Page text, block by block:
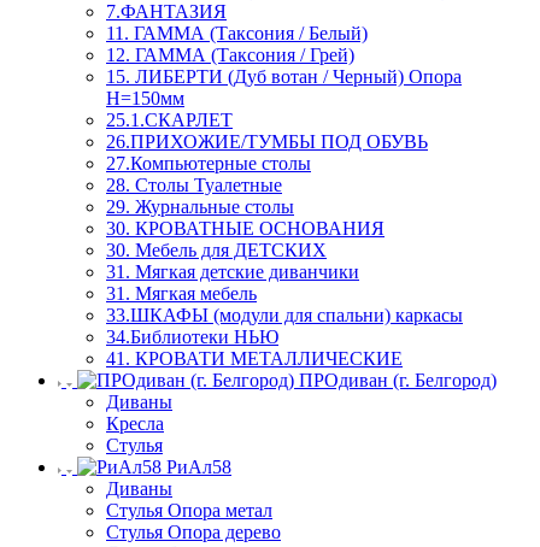
7.ФАНТАЗИЯ
11. ГАММА (Таксония / Белый)
12. ГАММА (Таксония / Грей)
15. ЛИБЕРТИ (Дуб вотан / Черный) Опора
Н=150мм
25.1.СКАРЛЕТ
26.ПРИХОЖИЕ/ТУМБЫ ПОД ОБУВЬ
27.Компьютерные столы
28. Столы Туалетные
29. Журнальные столы
30. КРОВАТНЫЕ ОСНОВАНИЯ
30. Мебель для ДЕТСКИХ
31. Мягкая детские диванчики
31. Мягкая мебель
33.ШКАФЫ (модули для спальни) каркасы
34.Библиотеки НЬЮ
41. КРОВАТИ МЕТАЛЛИЧЕСКИЕ
ПРОдиван (г. Белгород)
Диваны
Кресла
Стулья
РиАл58
Диваны
Стулья Опора метал
Стулья Опора дерево